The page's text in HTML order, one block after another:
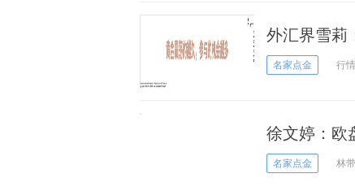
外汇界雪莉
名家点金 行情
徐文婷：欧
名家点金 林带